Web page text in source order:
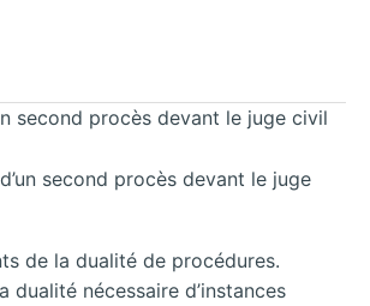
second procès devant le juge civil
second procès devant le juge
de la dualité de procédures.
dualité nécessaire d’instances